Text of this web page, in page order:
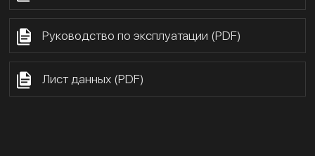
Руководство по эксплуатации (PDF)
Лист данных (PDF)